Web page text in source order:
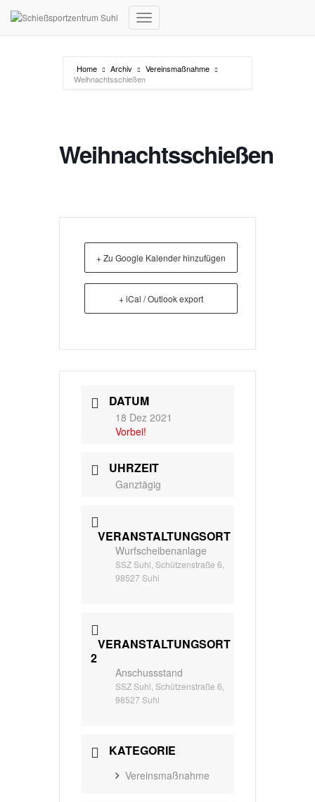
Navigation umschalten
Home Archiv
Vereinsmaßnahme
Weihnachtsschießen
Weihnachtsschießen
+ Zu Google Kalender hinzufügen
+ iCal / Outlook export
DATUM
18 Dez 2021
Vorbei!
UHRZEIT
Ganztägig
VERANSTALTUNGSORT
Wurfscheibenanlage
SSZ Suhl, Schützenstraße 6,
98527 Suhl
VERANSTALTUNGSORT
2
Anschussstand
SSZ Suhl, Schützenstraße 6,
98527 Suhl
KATEGORIE
Vereinsmaßnahme